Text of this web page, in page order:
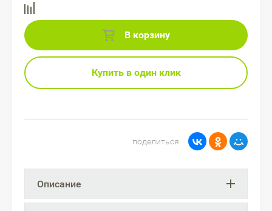
В корзину
Купить в один клик
поделиться
Описание